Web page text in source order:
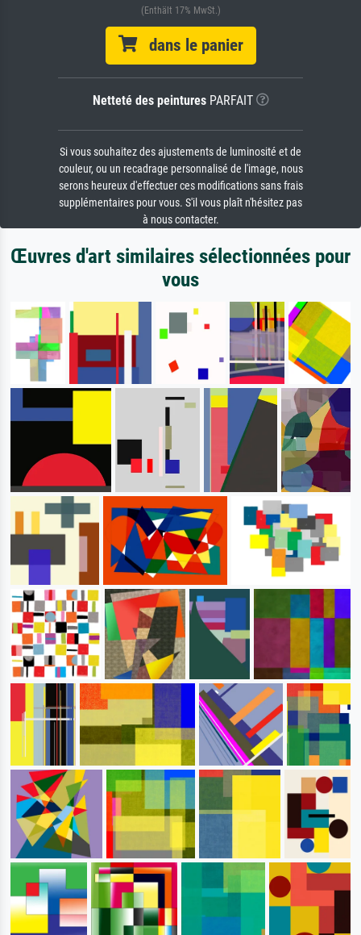
(Enthält 17% MwSt.)
dans le panier
Netteté des peinturesPARFAIT
Si vous souhaitez des ajustements de luminosité et de
couleur, ou un recadrage personnalisé de l'image, nous
serons heureux d'effectuer ces modifications sans frais
supplémentaires pour vous. S'il vous plaît n'hésitez pas
à nous contacter.
Œuvres d'art similaires sélectionnées pour
vous